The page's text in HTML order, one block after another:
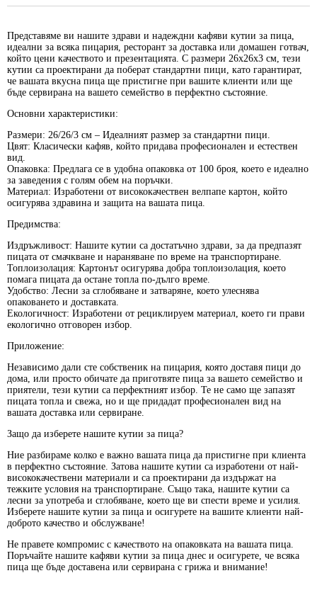
Представяме ви нашите здрави и надеждни кафяви кутии за пица,
идеални за всяка пицария, ресторант за доставка или домашен готвач,
който цени качеството и презентацията. С размери 26x26x3 см, тези
кутии са проектирани да поберат стандартни пици, като гарантират,
че вашата вкусна пица ще пристигне при вашите клиенти или ще
бъде сервирана на вашето семейство в перфектно състояние.
Основни характеристики:
Размери: 26/26/3 см – Идеалният размер за стандартни пици.
Цвят: Класически кафяв, който придава професионален и естествен
вид.
Опаковка: Предлага се в удобна опаковка от 100 броя, което е идеално
за заведения с голям обем на поръчки.
Материал: Изработени от висококачествен велпапе картон, който
осигурява здравина и защита на вашата пица.
Предимства:
Издръжливост: Нашите кутии са достатъчно здрави, за да предпазят
пицата от смачкване и нараняване по време на транспортиране.
Топлоизолация: Картонът осигурява добра топлоизолация, което
помага пицата да остане топла по-дълго време.
Удобство: Лесни за сглобяване и затваряне, което улеснява
опаковането и доставката.
Екологичност: Изработени от рециклируем материал, което ги прави
екологично отговорен избор.
Приложение:
Независимо дали сте собственик на пицария, която доставя пици до
дома, или просто обичате да приготвяте пица за вашето семейство и
приятели, тези кутии са перфектният избор. Те не само ще запазят
пицата топла и свежа, но и ще придадат професионален вид на
вашата доставка или сервиране.
Защо да изберете нашите кутии за пица?
Ние разбираме колко е важно вашата пица да пристигне при клиента
в перфектно състояние. Затова нашите кутии са изработени от най-
висококачествени материали и са проектирани да издържат на
тежките условия на транспортиране. Също така, нашите кутии са
лесни за употреба и сглобяване, което ще ви спести време и усилия.
Изберете нашите кутии за пица и осигурете на вашите клиенти най-
доброто качество и обслужване!
Не правете компромис с качеството на опаковката на вашата пица.
Поръчайте нашите кафяви кутии за пица днес и осигурете, че всяка
пица ще бъде доставена или сервирана с грижа и внимание!